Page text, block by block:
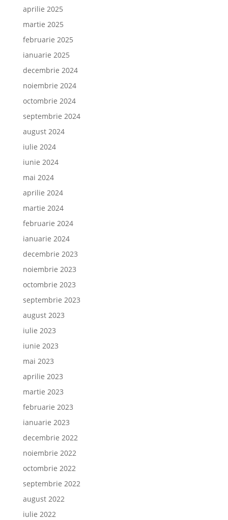
aprilie 2025
martie 2025
februarie 2025
ianuarie 2025
decembrie 2024
noiembrie 2024
octombrie 2024
septembrie 2024
august 2024
iulie 2024
iunie 2024
mai 2024
aprilie 2024
martie 2024
februarie 2024
ianuarie 2024
decembrie 2023
noiembrie 2023
octombrie 2023
septembrie 2023
august 2023
iulie 2023
iunie 2023
mai 2023
aprilie 2023
martie 2023
februarie 2023
ianuarie 2023
decembrie 2022
noiembrie 2022
octombrie 2022
septembrie 2022
august 2022
iulie 2022